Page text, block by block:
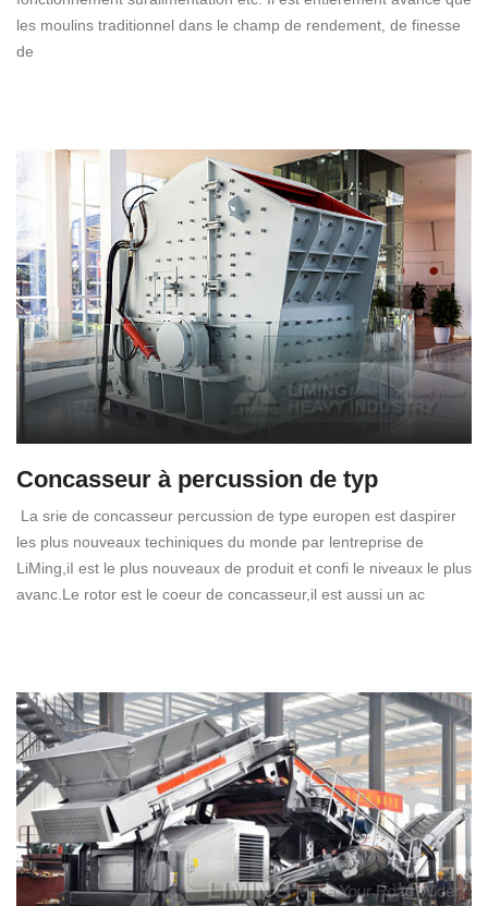
les moulins traditionnel dans le champ de rendement, de finesse
de
Concasseur à percussion de typ
La srie de concasseur percussion de type europen est daspirer
les plus nouveaux techiniques du monde par lentreprise de
LiMing,iI est le plus nouveaux de produit et confi le niveaux le plus
avanc.Le rotor est le coeur de concasseur,il est aussi un ac